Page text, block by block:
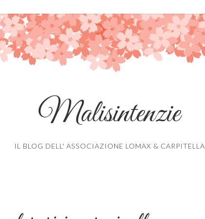
Malisintenzie
IL BLOG DELL' ASSOCIAZIONE LOMAX & CARPITELLA